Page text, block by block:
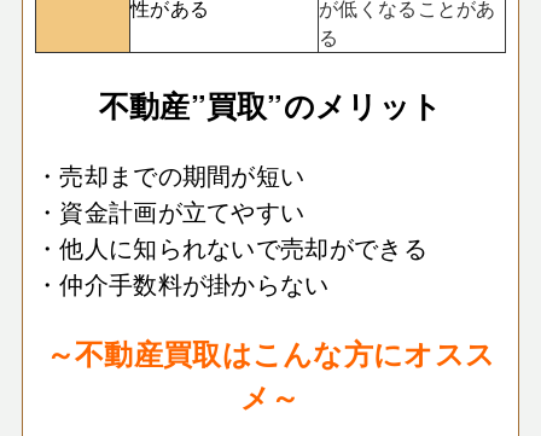
性がある
が低くなることがあ
る
不動産”買取”のメリット
・売却までの期間が短い
・資金計画が立てやすい
・他人に知られないで売却ができる
・仲介手数料が掛からない
～不動産買取はこんな方にオスス
メ～